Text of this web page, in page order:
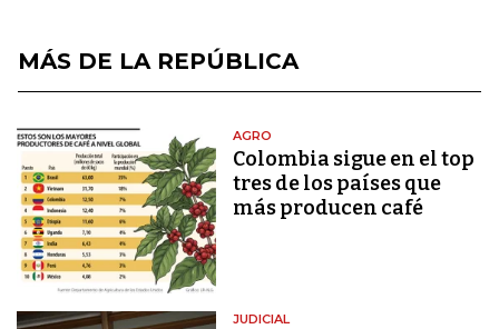
MÁS DE LA REPÚBLICA
AGRO
Colombia sigue en el top
tres de los países que
más producen café
JUDICIAL